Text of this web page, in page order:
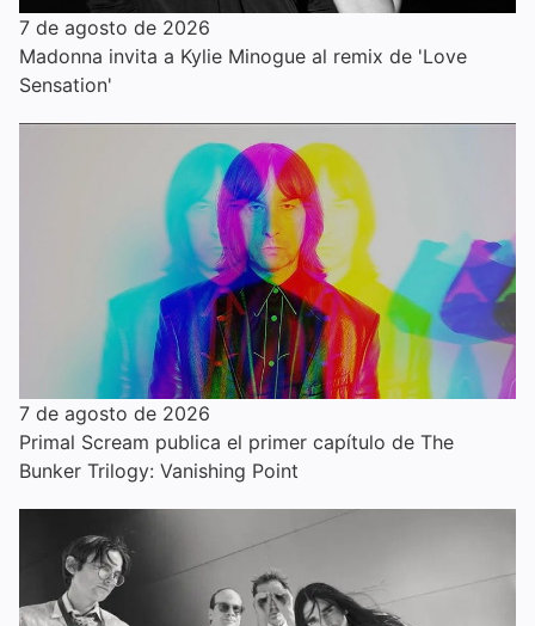
7 de agosto de 2026
Madonna invita a Kylie Minogue al remix de 'Love
Sensation'
7 de agosto de 2026
Primal Scream publica el primer capítulo de The
Bunker Trilogy: Vanishing Point